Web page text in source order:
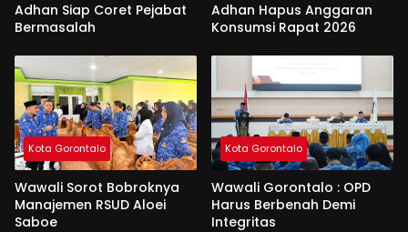
Adhan Siap Coret Pejabat
Bermasalah
Adhan Hapus Anggaran
Konsumsi Rapat 2026
Kota Gorontalo
Wawali Sorot Bobroknya
Manajemen RSUD Aloei
Saboe
Kota Gorontalo
Wawali Gorontalo : OPD
Harus Berbenah Demi
Integritas